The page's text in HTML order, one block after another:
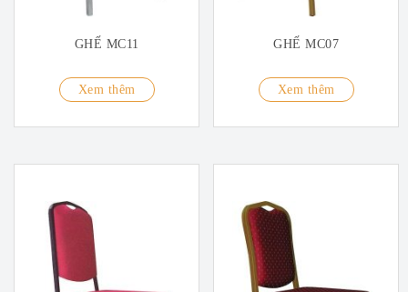
GHẾ MC11
Xem thêm
GHẾ MC07
Xem thêm